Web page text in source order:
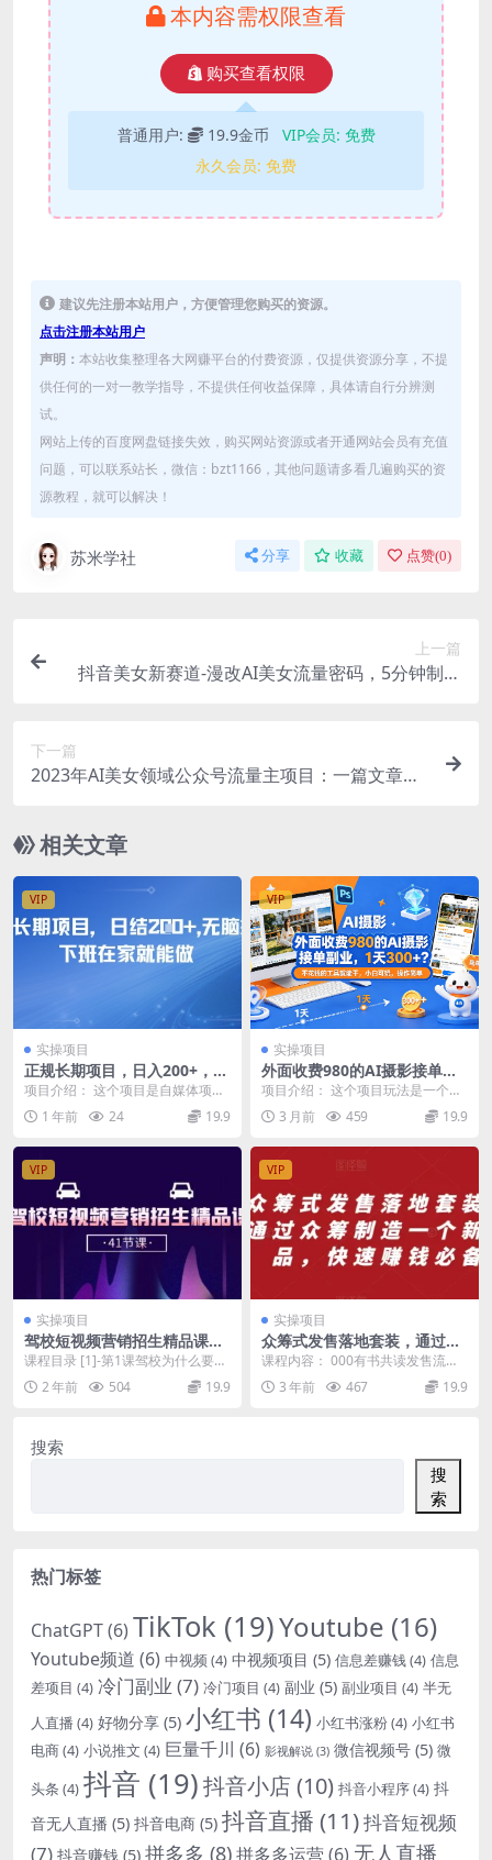
本内容需权限查看
购买查看权限
普通用户: 19.9金币 VIP会员: 免费
永久会员: 免费
建议先注册本站用户，方便管理您购买的资源。
点击注册本站用户
声明： 本站收集整理各大网赚平台的付费资源，仅提供资源分享，不提
供任何的一对一教学指导，不提供任何收益保障，具体请自行分辨测
试。
网站上传的百度网盘链接失效，购买网站资源或者开通网站会员有充值
问题，可以联系站长，微信：bzt1166，其他问题请多看几遍购买的资
源教程，就可以解决！
苏米学社 分享 收藏 点赞(0)
上一篇
抖音美女新赛道-漫改AI美女流量密码，5分钟制作
下一篇
2023年AI美女领域公众号流量主项目：一篇文章就
相关文章
VIP
实操项目
正规长期项目，日入200+，无
脑搬运，下班在家就能做
项目介绍： 这个项目是自媒体项
目，是今日头条项目，不要觉得今
日头条是老项目就觉得...
1 年前 24 19.9
VIP
实操项目
外面收费980的AI摄影接单副
业，1天300+？不花钱的工具
就能干，小白可玩，操作简单
项目介绍： 这个项目玩法是一个纯
信息差玩法，有人通过这个玩法1天
产出超过300，...
3 月前 459 19.9
VIP
实操项目
驾校短视频营销招生精品课：
抖音推广技巧，抖音短视频招
课程目录 [1]-第1课驾校为什么要全
力做好短视频营销.mp4 [2]-第2课
驾...2 年前 504 19.9
VIP
实操项目
众筹式发售落地套装，通过众
筹制造一个新产品，快速赚钱
课程内容： 000有书共读发售流程
解密.mp4 001众筹翻译官复盘私密
直播1....
3 年前 467 19.9
搜索
搜
索
热门标签
ChatGPT(6) TikTok (19)Youtube (16)
Youtube频道 (6) 中视频(4) 中视频项目 (5) 信息差赚钱(4) 信息
差项目 (4) 冷门副业 (7) 冷门项目 (4) 副业 (5) 副业项目 (4) 半无
人直播 (4) 好物分享 (5) 小红书 (14) 小红书涨粉(4) 小红书
电商(4) 小说推文 (4) 巨量千川 (6) 影视解说 (3) 微信视频号 (5) 微
头条 (4) 抖音 (19)抖音小店(10) 抖音小程序(4) 抖
音无人直播 (5) 抖音电商 (5) 抖音直播 (11)抖音短视频
(7) 抖音赚钱 (5) 拼多多 (8)拼多多运营(6) 无人直播